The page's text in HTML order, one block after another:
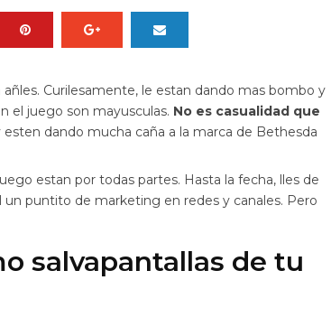
Curilesamente, le estan dando mas bombo y
el juego son mayusculas. No es casualidad que
esten dando mucha caña a la marca de Bethesda
estan por todas partes. Hasta la fecha, lles de
puntito de marketing en redes y canales. Pero
salvapantallas de tu